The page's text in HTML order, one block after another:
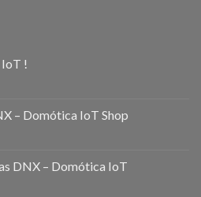
!
– Domótica IoT Shop
DNX – Domótica IoT